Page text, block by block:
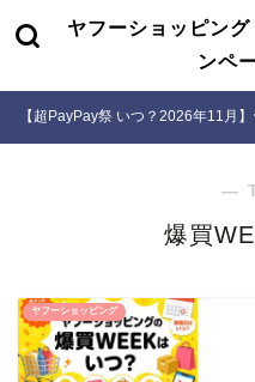
ヤフーショッピン
ンペ
【超PayPay祭 いつ？2026年11月
―
爆買
ヤフーショッピング